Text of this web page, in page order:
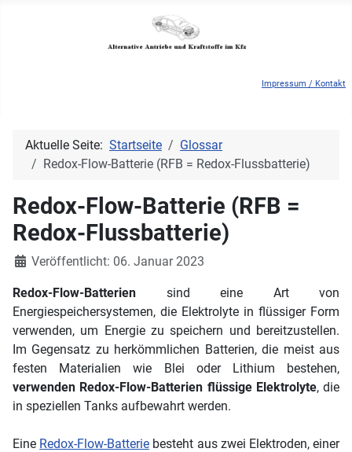
Impressum / Kontakt
Aktuelle Seite: Startseite
Glossar
Redox-Flow-Batterie (RFB = Redox-Flussbatterie)
Redox-Flow-Batterie (RFB =
Redox-Flussbatterie)
DetailsVeröffentlicht: 06. Januar 2023
Redox-Flow-Batterien sind eine Art von
Energiespeichersystemen, die Elektrolyte in flüssiger Form
verwenden, um Energie zu speichern und bereitzustellen.
Im Gegensatz zu herkömmlichen Batterien, die meist aus
festen Materialien wie Blei oder Lithium bestehen,
verwenden Redox-Flow-Batterien flüssige Elektrolyte, die
in speziellen Tanks aufbewahrt werden.
Eine Redox-Flow-Batterie besteht aus zwei Elektroden, einer